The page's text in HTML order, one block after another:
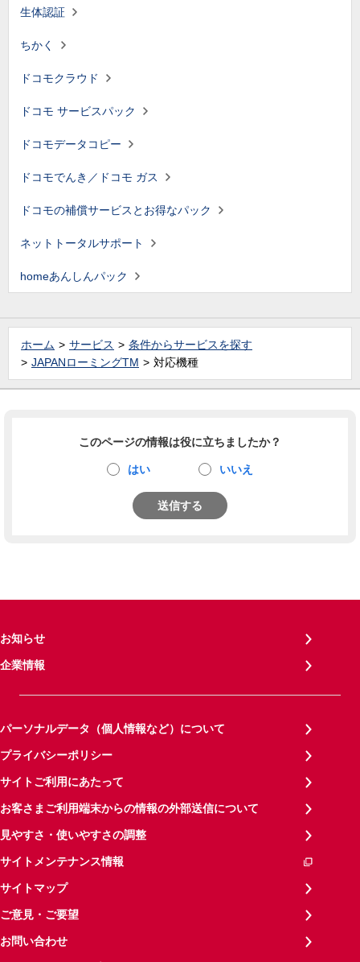
生体認証
ちかく
ドコモクラウド
ドコモ サービスパック
ドコモデータコピー
ドコモでんき／ドコモ ガス
ドコモの補償サービスとお得なパック
ネットトータルサポート
homeあんしんパック
ホーム サービス
条件からサービスを探す
JAPANローミングTM
対応機種
このページの情報は役に立ちましたか？
はい いいえ
送信する
お知らせ
企業情報
パーソナルデータ（個人情報など）について
プライバシーポリシー
サイトご利用にあたって
お客さまご利用端末からの情報の外部送信について
見やすさ・使いやすさの調整
サイトメンテナンス情報
サイトマップ
ご意見・ご要望
お問い合わせ